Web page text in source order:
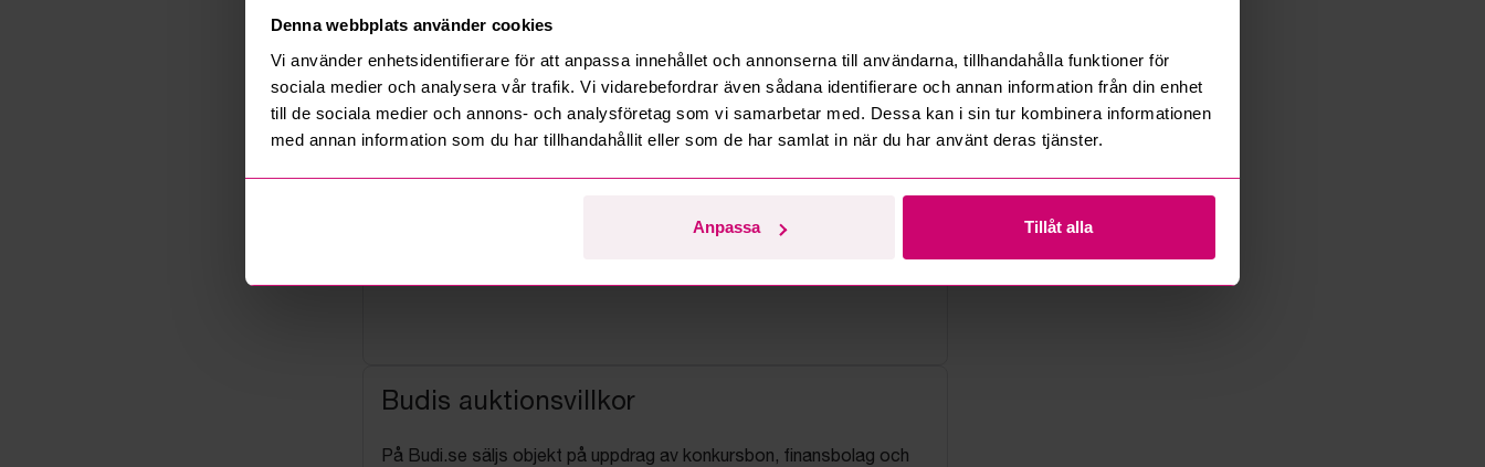
Denna webbplats använder cookies
Vi använder enhetsidentifierare för att anpassa innehållet och annonserna till användarna, tillhandahålla funktioner för
sociala medier och analysera vår trafik. Vi vidarebefordrar även sådana identifierare och annan information från din enhet
till de sociala medier och annons- och analysföretag som vi samarbetar med. Dessa kan i sin tur kombinera informationen
med annan information som du har tillhandahållit eller som de har samlat in när du har använt deras tjänster.
Anpassa Tillåt alla
Budis auktionsvillkor
På Budi.se säljs objekt på uppdrag av konkursbon, finansbolag och